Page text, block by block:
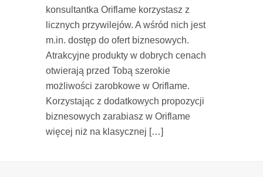
konsultantka Oriflame korzystasz z
licznych przywilejów. A wśród nich jest
m.in. dostęp do ofert biznesowych.
Atrakcyjne produkty w dobrych cenach
otwierają przed Tobą szerokie
możliwości zarobkowe w Oriflame.
Korzystając z dodatkowych propozycji
biznesowych zarabiasz w Oriflame
więcej niż na klasycznej […]